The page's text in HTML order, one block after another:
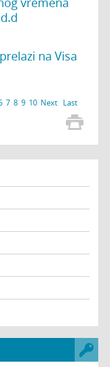
na Visa
7 8 9 10 Next Last